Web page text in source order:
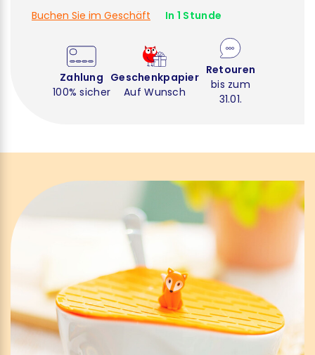
Buchen Sie im Geschäft
In 1 Stunde
Zahlung
100% sicher
Geschenkpapier
Auf Wunsch
Retouren
bis zum
31.01.